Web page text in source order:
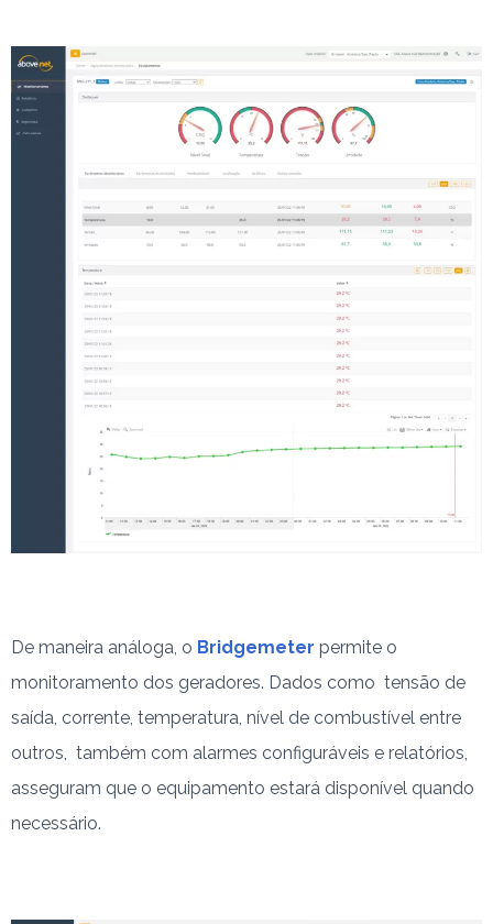
De maneira análoga, o Bridgemeter permite o
monitoramento dos geradores. Dados como tensão de
saída, corrente, temperatura, nível de combustível entre
outros, também com alarmes configuráveis e relatórios,
asseguram que o equipamento estará disponível quando
necessário.